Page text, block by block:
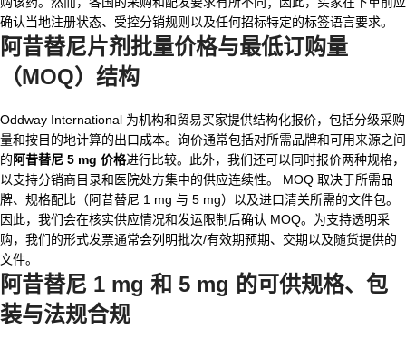
确认当地注册状态、受控分销规则以及任何招标特定的标签语言要求。
阿昔替尼片剂批量价格与最低订购量
（MOQ）结构
Oddway International 为机构和贸易买家提供结构化报价，包括分级采购
量和按目的地计算的出口成本。询价通常包括对所需品牌和可用来源之间
的阿昔替尼 5 mg 价格进行比较。此外，我们还可以同时报价两种规格，
以支持分销商目录和医院处方集中的供应连续性。 MOQ 取决于所需品
牌、规格配比（阿昔替尼 1 mg 与 5 mg）以及进口清关所需的文件包。
因此，我们会在核实供应情况和发运限制后确认 MOQ。为支持透明采
购，我们的形式发票通常会列明批次/有效期预期、交期以及随货提供的
文件。
阿昔替尼 1 mg 和 5 mg 的可供规格、包
装与法规合规